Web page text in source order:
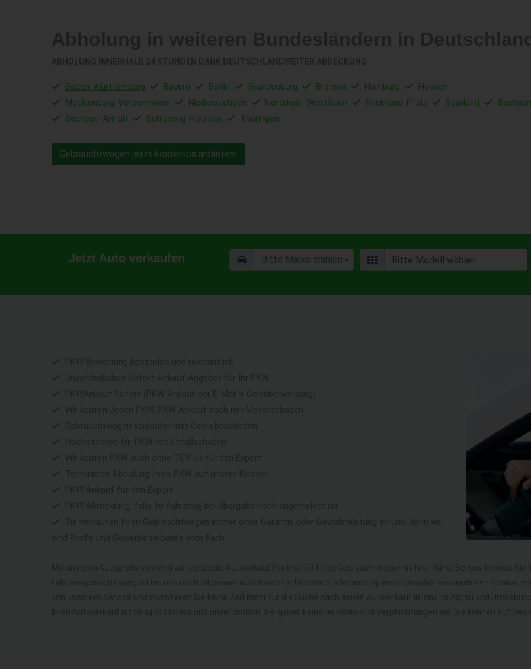
Baden-Württemberg Bayern Berlin Brandenburg Bremen Hamburg
Hessen
Mecklenburg-Vorpommern
Niedersachsen Nordrhein-Westfalen Rheinland-Pfalz Saarland
Sachsen
Sachsen-Anhalt
Schleswig-Holstein Thüringen
Gebrauchtwagen jetzt kostenlos anbieten!
Jetzt Auto verkaufen